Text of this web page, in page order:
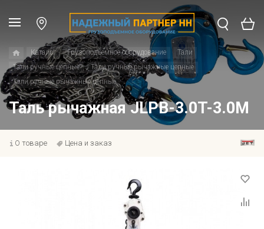
Каталог Грузоподъемное оборудование
Тали
Тали ручные цепные
Тали ручные рычажные цепные
Тали ручные рычажные цепные
Таль рычажная JLPB-3.0T-3.0M
О товаре Цена и заказ